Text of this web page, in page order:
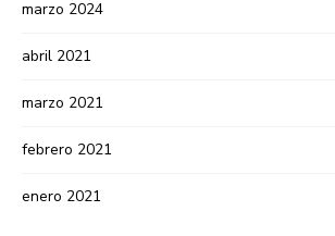
marzo 2024
abril 2021
marzo 2021
febrero 2021
enero 2021